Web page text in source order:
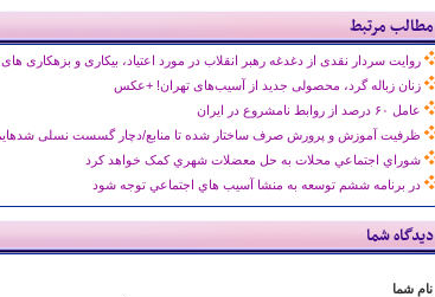
مطالب مرتبط
روایت سردار نقدی از دغدغه رهبر انقلاب در مورد اعتیاد، بیکاری و بزهکاری
زنان زباله گرد، محصولی جدید از آسیب‌های تهران! +عکس
عامل ۶۰ درصد از روابط نامشروع در ایران
ظرفیت آموزش و پرورش صرف ساختار شده تا منابع/دچار گسست نسلی شده‎ایم
شوراي اجتماعي محلات به حل معضلات شهري کمک خواهد کرد
در برنامه ششم توسعه به منشا آسيب هاي اجتماعي توجه شود
دیدگاه شما
نام شما